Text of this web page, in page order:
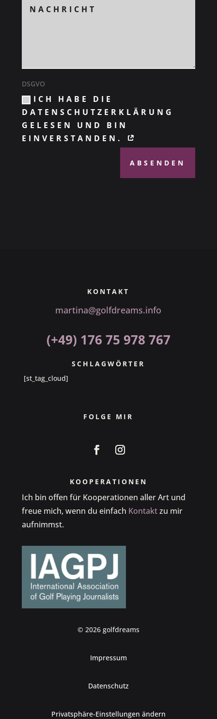
DSGVO
ICH HABE DIE
DATENSCHUTZERKLÄRUNG
GELESEN UND BIN
EINVERSTANDEN.
ABSENDEN
KONTAKT
martina@golfdreams.info
(+49) 176 75 978 767
SCHLAGWÖRTER
[st_tag_cloud]
FOLGE MIR
KOOPERATIONEN
Ich bin offen für Kooperationen aller Art und
freue mich, wenn du einfach Kontaktzu mir
aufnimmst.
© 2026 golfdreams
Impressum
Datenschutz
Privatsphäre-Einstellungen ändern